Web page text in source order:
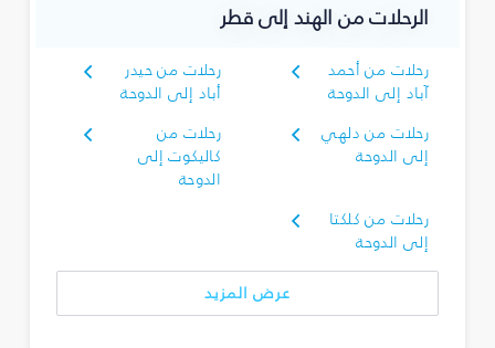
الرحلات من الهند إلى قطر
رحلات من أحمد
آباد إلى الدوحة
رحلات من حيدر
أباد إلى الدوحة
رحلات من دلهي
إلى الدوحة
رحلات من
كاليكوت إلى
الدوحة
رحلات من كلكتا
إلى الدوحة
عرض المزيد